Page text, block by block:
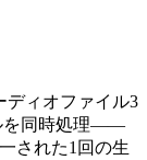
ディオファイル3
を同時処理——
された1回の生